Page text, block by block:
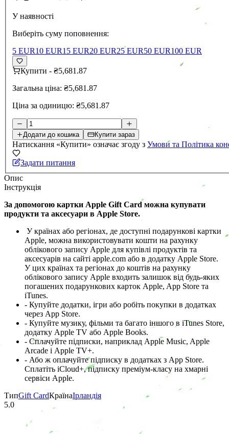
У наявності
Виберіть суму поповнення:
5 EUR10 EUR15 EUR20 EUR25 EUR50 EUR100 EUR
Купити - ₴5,681.87
Загальна ціна: ₴5,681.87
Ціна за одиницю: ₴5,681.87
Додати до кошика Купити зараз
Натискання «Купити» означає згоду з Умови та Політика
Задати питання
Опис
Інструкція
За допомогою картки Apple Gift Card можна купувати
продукти та аксесуари в Apple Store.
У країнах або регіонах, де доступні подарункові картки
Apple, можна використовувати кошти на рахунку
облікового запису Apple для купівлі продуктів та
аксесуарів на сайті apple.com або в додатку Apple Store.
У цих країнах та регіонах до коштів на рахунку
облікового запису Apple входить залишок від будь-яких
погашених подарункових карток Apple, App Store та
iTunes.
- Купуйте додатки, ігри або робіть покупки в додатках
через App Store.
- Купуйте музику, фільми та багато іншого в iTunes Store,
додатку Apple TV або Apple Books.
- Сплачуйте підписки, наприклад Apple Music, Apple
Arcade і Apple TV+.
- Або ж оплачуйте підписку в додатках з App Store.
Сплатіть iCloud+, підписку преміум-класу на хмарні
сервіси Apple.
ТипGift CardКраїнаІрландія
5.0